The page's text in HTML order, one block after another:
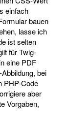
einfach
bauen
lasse ich
ist selten
für Twig-
eine PDF
bei
PHP-Code
aber
Vorgaben,